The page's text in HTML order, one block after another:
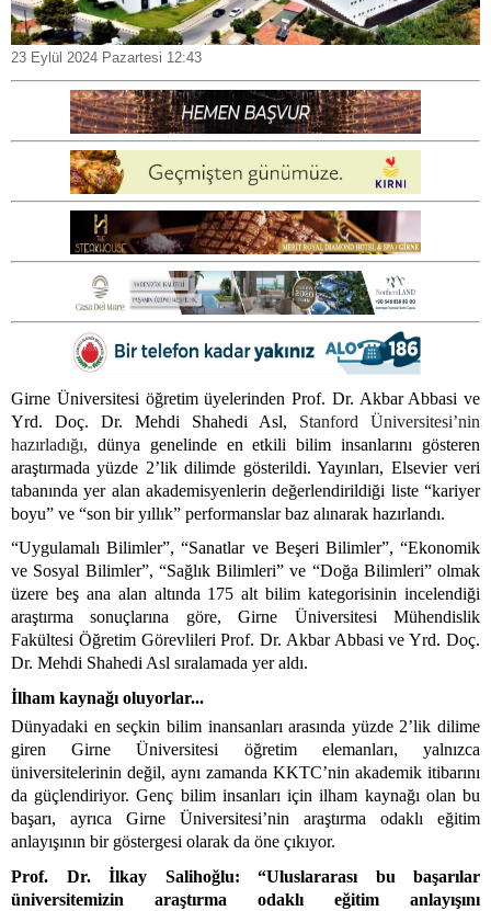
23 Eylül 2024 Pazartesi 12:43
Girne Üniversitesi öğretim üyelerinden Prof. Dr. Akbar Abbasi ve
Yrd. Doç. Dr. Mehdi Shahedi Asl, Stanford Üniversitesi’nin
hazırladığı, dünya genelinde en etkili bilim insanlarını gösteren
araştırmada yüzde 2’lik dilimde gösterildi. Yayınları, Elsevier veri
tabanında yer alan akademisyenlerin değerlendirildiği liste “kariyer
boyu” ve “son bir yıllık” performanslar baz alınarak hazırlandı.
“Uygulamalı Bilimler”, “Sanatlar ve Beşeri Bilimler”, “Ekonomik
ve Sosyal Bilimler”, “Sağlık Bilimleri” ve “Doğa Bilimleri” olmak
üzere beş ana alan altında 175 alt bilim kategorisinin incelendiği
araştırma sonuçlarına göre, Girne Üniversitesi Mühendislik
Fakültesi Öğretim Görevlileri Prof. Dr. Akbar Abbasi ve Yrd. Doç.
Dr. Mehdi Shahedi Asl sıralamada yer aldı.
İlham kaynağı oluyorlar...
Dünyadaki en seçkin bilim inansanları arasında yüzde 2’lik dilime
giren Girne Üniversitesi öğretim elemanları, yalnızca
üniversitelerinin değil, aynı zamanda KKTC’nin akademik itibarını
da güçlendiriyor. Genç bilim insanları için ilham kaynağı olan bu
başarı, ayrıca Girne Üniversitesi’nin araştırma odaklı eğitim
anlayışının bir göstergesi olarak da öne çıkıyor.
Prof. Dr. İlkay Salihoğlu: “Uluslararası bu başarılar
üniversitemizin araştırma odaklı eğitim anlayışını